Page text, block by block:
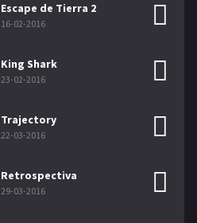
Escape de Tierra 2
16-02-2016
King Shark
23-02-2016
Trajectory
22-03-2016
Retrospectiva
29-03-2016